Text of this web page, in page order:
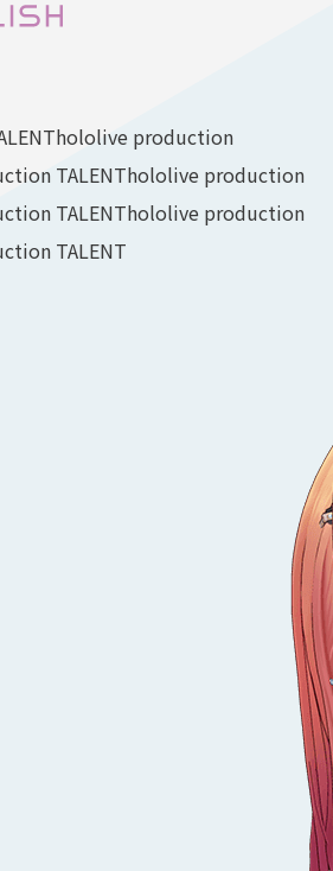
hololive production
TALENThololive production
TALENThololive production
TALENT